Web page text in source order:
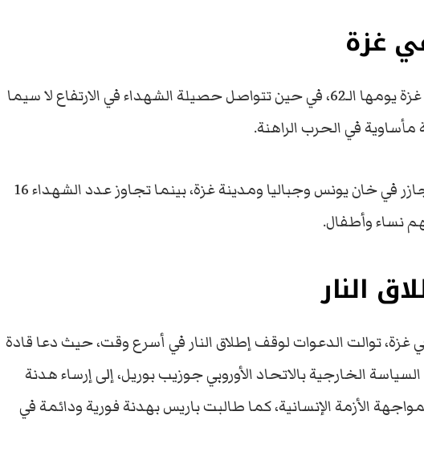
غزة
ودخلت الحرب الإسرائيلية على غزة يومها الـ62، في حين تتواصل حصيلة الشهداء في الارتفاع لا سيما
في الحرب الراهنة.
وارتكب الاحتلال مزيدا من المجازر في خان يونس وجباليا ومدينة غزة، بينما تجاوز عدد الشهداء 16
النار
توالت الدعوات لوقف إطلاق النار في أسرع وقت، حيث دعا قادة
الخارجية بالاتحاد الأوروبي جوزيب بوريل، إلى إرساء هدنة
الأزمة الإنسانية، كما طالبت باريس بهدنة فورية ودائمة في